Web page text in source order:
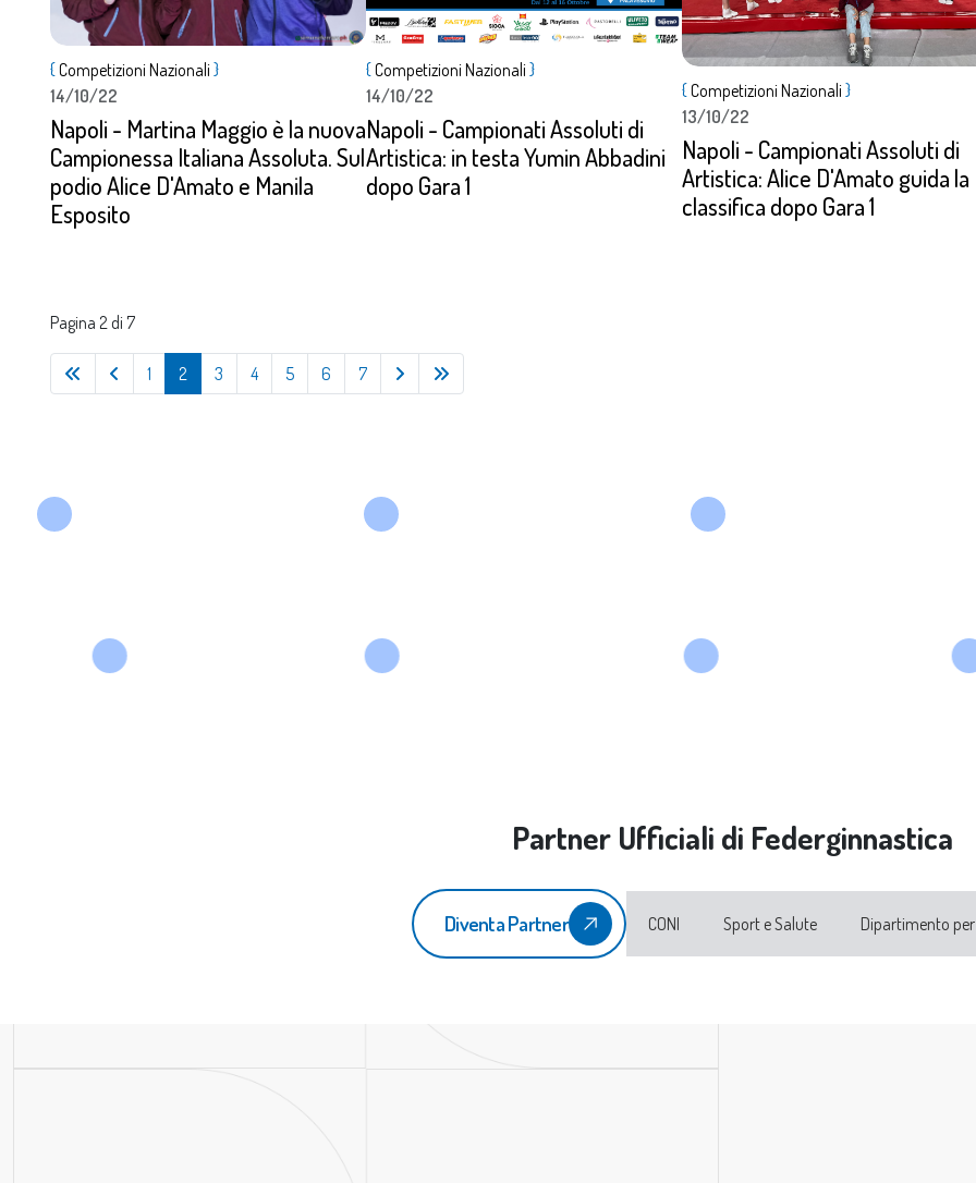
Dettagli
{Competizioni Nazionali }
14/10/22
Napoli - Martina Maggio è la nuova
Campionessa Italiana Assoluta. Sul
podio Alice D'Amato e Manila
Esposito
Dettagli
{Competizioni Nazionali }
14/10/22
Napoli - Campionati Assoluti di
Artistica: in testa Yumin Abbadini
dopo Gara 1
Dettagli
{Competizioni Nazionali }
13/10/22
Napoli - Campionati Assoluti di
Artistica: Alice D'Amato guida la
classifica dopo Gara 1
Pagina 2 di 7
1 2 3 4 5 6 7
Partner Ufficiali di Federginnastica
Diventa Partner CONI Sport e Salute Dipartimento